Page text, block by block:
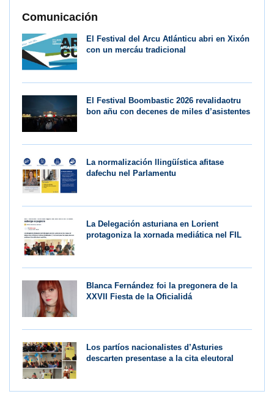
Comunicación
El Festival del Arcu Atlánticu abri en Xixón
con un mercáu tradicional
El Festival Boombastic 2026 revalidaotru
bon añu con decenes de miles d’asistentes
La normalización llingüística afitase
dafechu nel Parlamentu
La Delegación asturiana en Lorient
protagoniza la xornada mediática nel FIL
Blanca Fernández foi la pregonera de la
XXVII Fiesta de la Oficialidá
Los partíos nacionalistes d’Asturies
descarten presentase a la cita eleutoral